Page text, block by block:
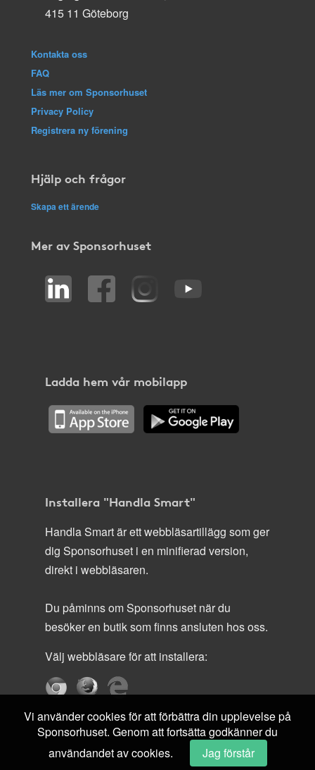
415 11 Göteborg
Kontakta oss
FAQ
Läs mer om Sponsorhuset
Privacy Policy
Registrera ny förening
Hjälp och frågor
Skapa ett ärende
Mer av Sponsorhuset
Ladda hem vår mobilapp
Installera "Handla Smart"
Handla Smart är ett webbläsartillägg som ger
dig Sponsorhuset i en minifierad version,
direkt i webbläsaren.
Du påminns om Sponsorhuset när du
besöker en butik som finns ansluten hos oss.
Välj webbläsare för att installera:
Vi använder cookies för att förbättra din upplevelse på
Sponsorhuset. Genom att fortsätta godkänner du
användandet av cookies.
Jag förstår